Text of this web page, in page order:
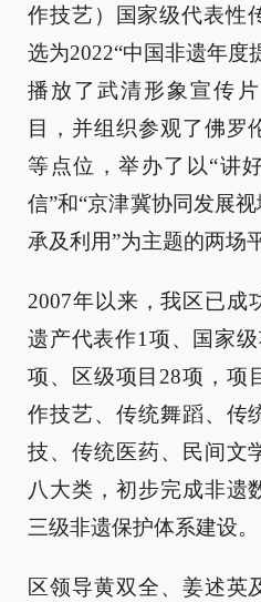
作技艺）国家级代表性
选为2022“中国非遗年度
播放了武清形象宣传
目，并组织参观了佛罗
等点位，举办了以“讲
信”和“京津冀协同发展
承及利用”为主题的两场
2007年以来，我区已成
遗产代表作1项、国家
项、区级项目28项，项
作技艺、传统舞蹈、传
技、传统医药、民间文
八大类，初步完成非遗
三级非遗保护体系建设。
区领导黄双全、姜述英